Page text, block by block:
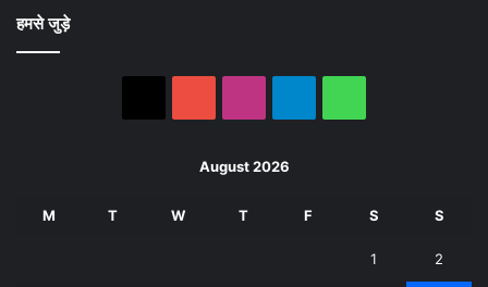
हमसे जुड़े
August 2026
M T W T F S S
1 2